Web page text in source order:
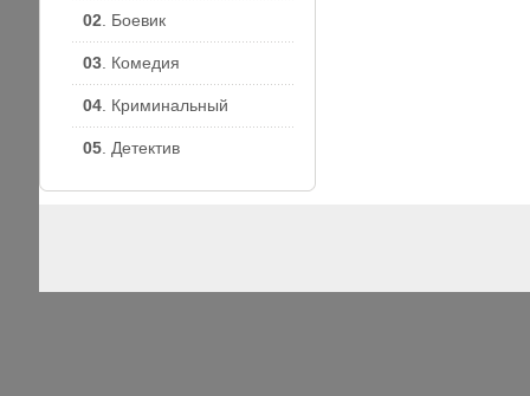
02 . Боевик
03 . Комедия
04 . Криминальный
05 . Детектив